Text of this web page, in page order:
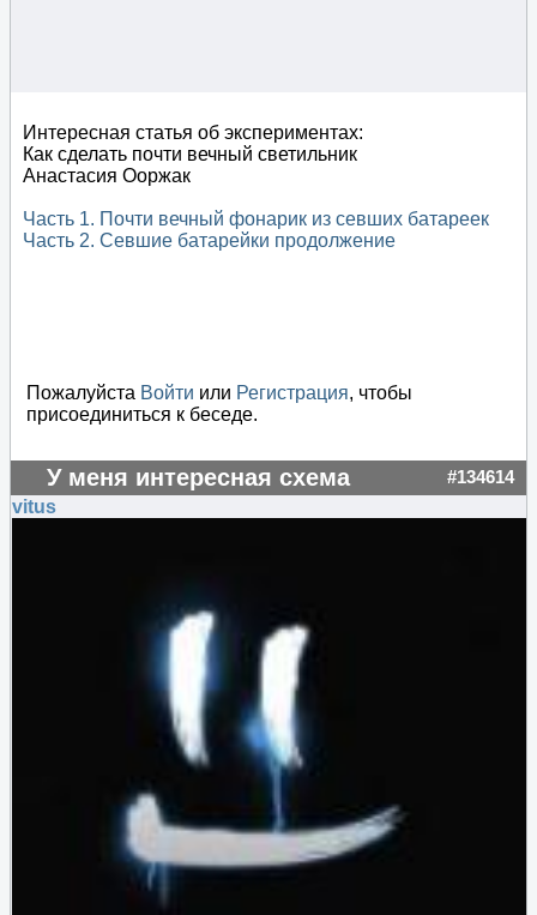
Интересная статья об экспериментах:
Как сделать почти вечный светильник
Анастасия Ооржак
Часть 1. Почти вечный фонарик из севших батареек
Часть 2. Севшие батарейки продолжение
Пожалуйста Войти или Регистрация, чтобы
присоединиться к беседе.
У меня интересная схема #134614
vitus